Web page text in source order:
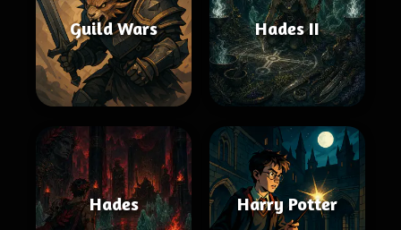
Guild Wars Hades II
Hades Harry Potter